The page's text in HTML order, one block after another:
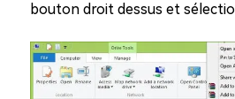
bouton droit dessus et